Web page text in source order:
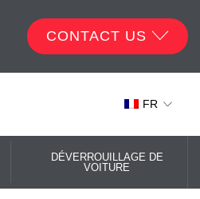
CONTACT US
FR
DÉVERROUILLAGE DE
VOITURE